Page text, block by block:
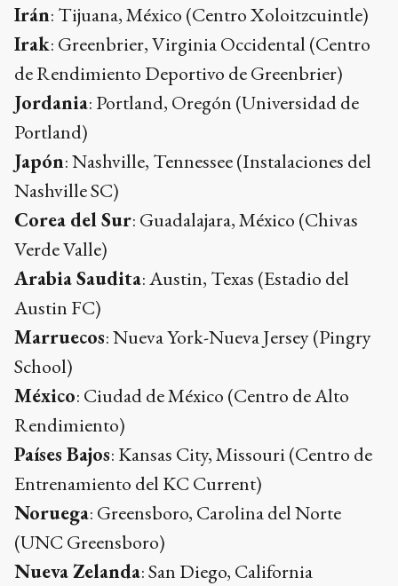
Irán: Tijuana, México (Centro Xoloitzcuintle)
Irak: Greenbrier, Virginia Occidental (Centro
de Rendimiento Deportivo de Greenbrier)
Jordania: Portland, Oregón (Universidad de
Portland)
Japón: Nashville, Tennessee (Instalaciones del
Nashville SC)
Corea del Sur: Guadalajara, México (Chivas
Verde Valle)
Arabia Saudita: Austin, Texas (Estadio del
Austin FC)
Marruecos: Nueva York-Nueva Jersey (Pingry
School)
México: Ciudad de México (Centro de Alto
Rendimiento)
Países Bajos: Kansas City, Missouri (Centro de
Entrenamiento del KC Current)
Noruega: Greensboro, Carolina del Norte
(UNC Greensboro)
Nueva Zelanda: San Diego, California